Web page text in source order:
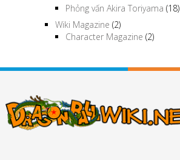
Phỏng vấn Akira Toriyama (18)
Wiki Magazine (2)
Character Magazine (2)